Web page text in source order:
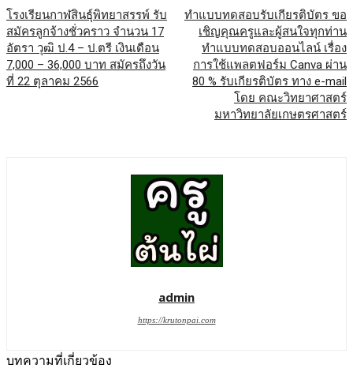
โรงเรียนกาฬสินธุ์พิทยาสรรพ์ รับ
สมัครลูกจ้างชั่วคราว จำนวน 17
อัตรา วุฒิ ป.4 – ป.ตรี เงินเดือน
7,000 – 36,000 บาท สมัครถึงวัน
ที่ 22 ตุลาคม 2566
ทำแบบทดสอบรับเกียรติบัตร ขอ
เชิญคุณครูและผู้สนใจทุกท่าน
ทำแบบทดสอบออนไลน์ เรื่อง
การใช้แพลตฟอร์ม Canva ผ่าน
80 % รับเกียรติบัตร ทาง e-mail
โดย คณะวิทยาศาสตร์
มหาวิทยาลัยเกษตรศาสตร์
admin
https://krutonpai.com
บทความที่เกี่ยวข้อง